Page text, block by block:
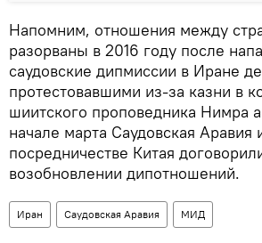
Напомним, отношения между
разорваны в 2016 году после
саудовские дипмиссии в Иране
протестовавшими из-за казни в
шиитского проповедника Нимра
начале марта Саудовская Аравия
посредничестве Китая
возобновлении дипотношений.
Иран Саудовская Аравия МИД